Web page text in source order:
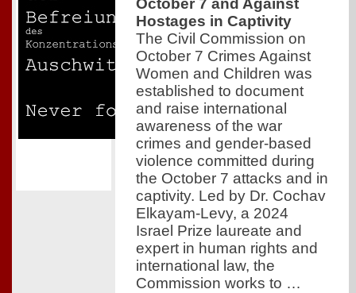
October 7 and Against
Hostages in Captivity
The Civil Commission on
October 7 Crimes Against
Women and Children was
established to document
and raise international
awareness of the war
crimes and gender-based
violence committed during
the October 7 attacks and in
captivity. Led by Dr. Cochav
Elkayam-Levy, a 2024
Israel Prize laureate and
expert in human rights and
international law, the
Commission works to …